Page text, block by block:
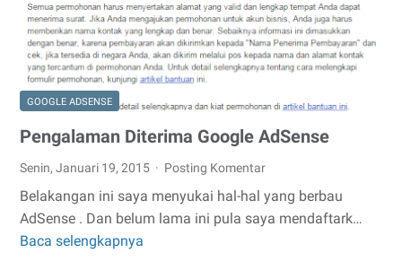
GOOGLE ADSENSE
Pengalaman Diterima Google AdSense
Senin, Januari 19, 2015 Posting Komentar
Belakangan ini saya menyukai hal-hal yang berbau
AdSense . Dan belum lama ini pula saya mendaftark…
Baca selengkapnya